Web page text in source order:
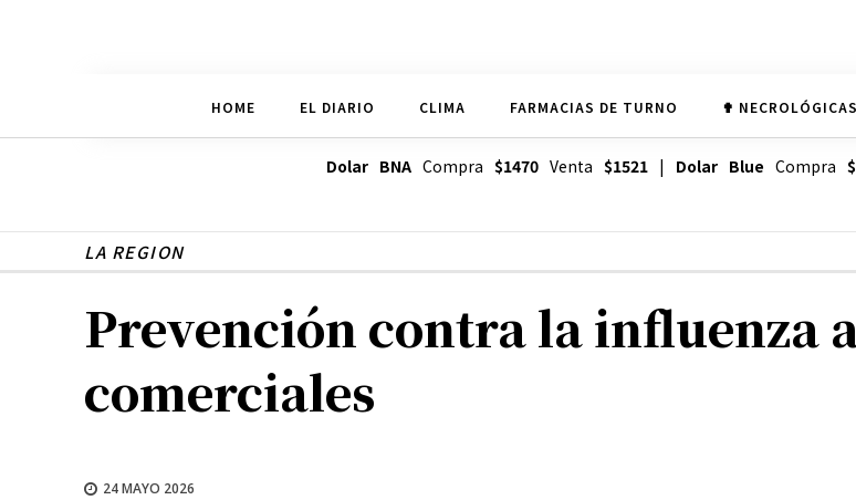
HOME EL DIARIO CLIMA FARMACIAS DE TURNO ✟ NECROLÓGICAS
Dolar BNACompra $1470Venta $1521| Dolar Blue Compra
LA REGION
Prevención contra la influenza
comerciales
24 MAYO 2026